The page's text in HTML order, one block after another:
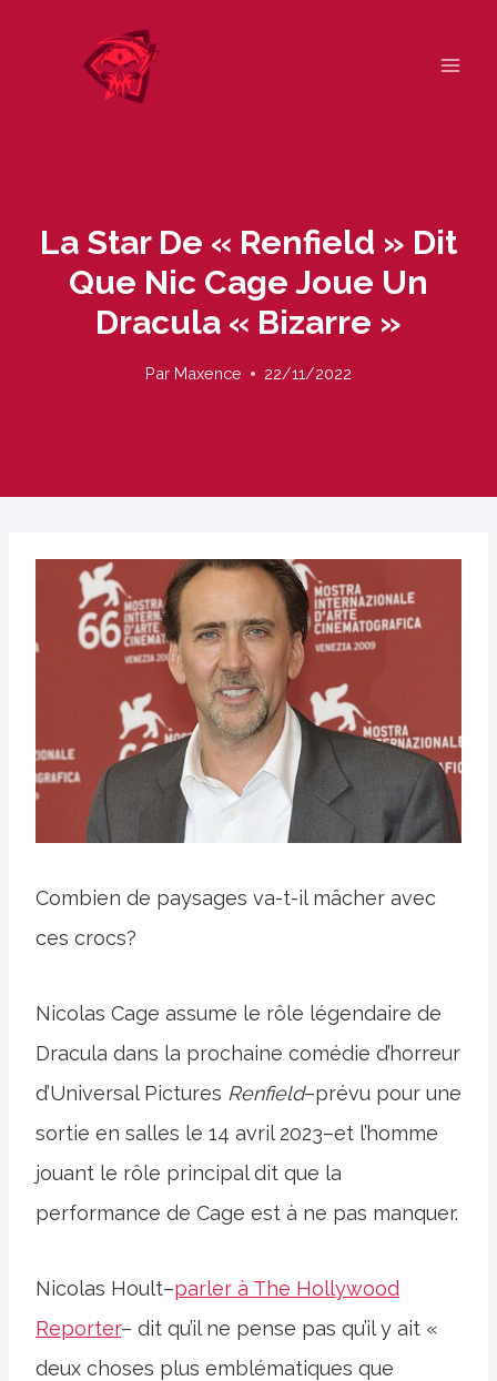
La Star De « Renfield » Dit
Que Nic Cage Joue Un
Dracula « Bizarre »
Par Maxence 22/11/2022
Combien de paysages va-t-il mâcher avec
ces crocs?
Nicolas Cage assume le rôle légendaire de
Dracula dans la prochaine comédie d’horreur
d’Universal Pictures Renfield–prévu pour une
sortie en salles le 14 avril 2023–et l’homme
jouant le rôle principal dit que la
performance de Cage est à ne pas manquer.
Nicolas Hoult–parler à The Hollywood
Reporter– dit qu’il ne pense pas qu’il y ait «
deux choses plus emblématiques que